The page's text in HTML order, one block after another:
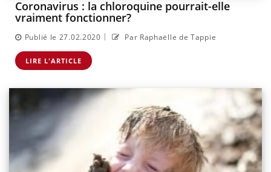
Coronavirus : la chloroquine pourrait-elle
vraiment fonctionner?
Publié le 27.02.2020 | Par Raphaëlle de Tappie
LIRE L'ARTICLE